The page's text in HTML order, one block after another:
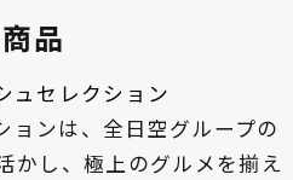
品
ョンは、全日空グループの
かし、極上のグルメを揃え